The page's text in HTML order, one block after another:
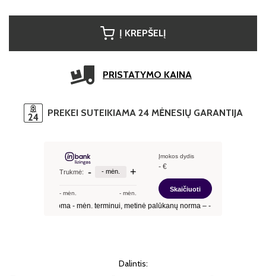
Į KREPŠELĮ
PRISTATYMO KAINA
PREKEI SUTEIKIAMA 24 MĖNESIŲ GARANTIJA
Dalintis: